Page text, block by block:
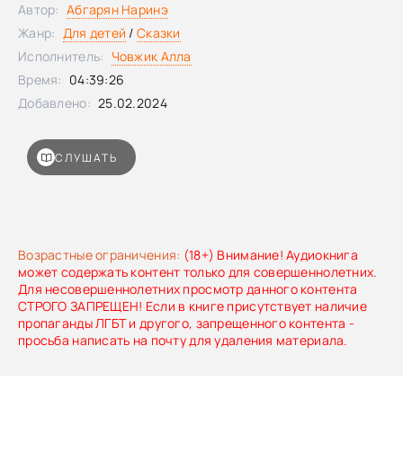
дедушка Оскар – самый необычный дедушка на свете,
который жить не может без сладкого. Чем больше
печенюшек, тортиков, пирожных и конфеток он съедает,
тем бодрее, энергичнее и здоровее становится.
Шоколадный дедушка оставляет после себя липкие
следы, в его сладкой бороде застревают ножницы и
Возрастные ограничения: (18+) Внимание! Аудиокнига
может содержать контент только для совершеннолетних.
Для несовершеннолетних просмотр данного контента
СТРОГО ЗАПРЕЩЕН! Если в книге присутствует наличие
пропаганды ЛГБТ и другого, запрещенного контента -
просьба написать на почту для удаления материала.
СЛУШАТЬ
Автор: Абгарян Наринэ
Жанр: Для детей /Сказки
Исполнитель: Човжик Алла
Время: 04:39:26
Добавлено: 25.02.2024